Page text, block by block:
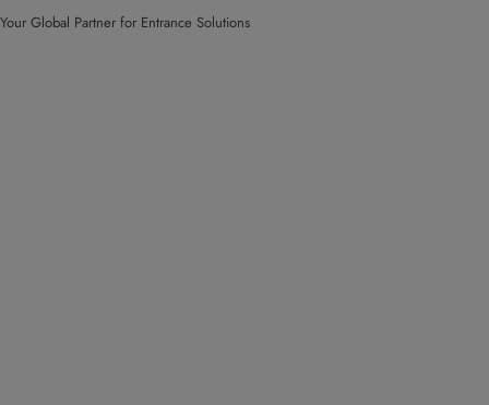
Your Global Partner for Entrance Solutions